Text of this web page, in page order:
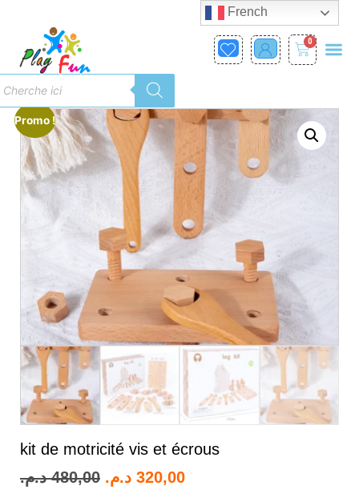
0
Promo !
kit de motricité vis et écrous
480,00 د.م. 320,00 د.م.
French